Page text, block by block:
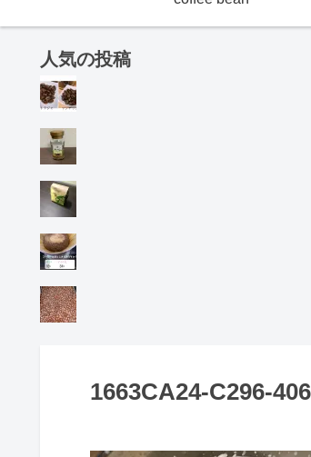
人気の投稿
1663CA24-C296-